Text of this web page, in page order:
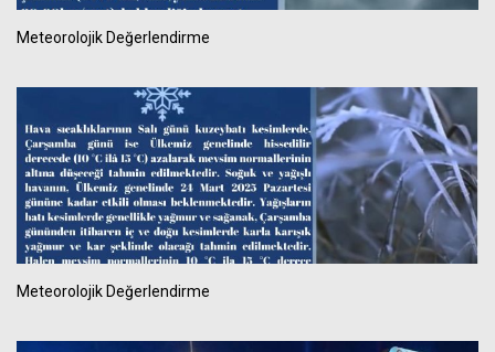
Meteorolojik Değerlendirme
Meteorolojik Değerlendirme